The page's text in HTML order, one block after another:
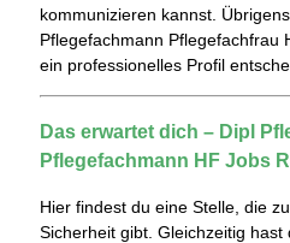
kommunizieren kannst.
Pflegefachmann Pflegefachfrau
ein professionelles Profil
Das erwartet dich – Dipl
Pflegefachmann HF Jobs
Hier findest du eine Stelle, die
Sicherheit gibt. Gleichzeitig hast